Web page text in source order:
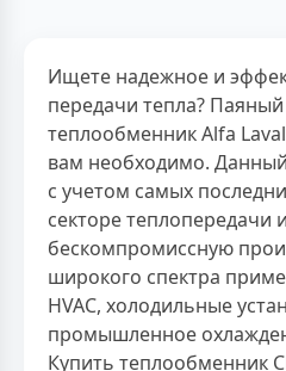
Ищете надежное и
передачи тепла?
теплообменник Alfa
вам необходимо.
с учетом самых
секторе теплопередачи
бескомпромиссную
широкого спектра
HVAC, холодильные
промышленное
Купить теплообменник